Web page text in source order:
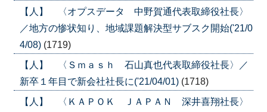
【人】 〈オプスデータ 中野賀通代表取締役社長〉
／地方の惨状知り、地域課題解決型サブスク開始('21/0
4/08) (1719)
【人】 〈Ｓｍａｓｈ 石山真也代表取締役社長〉／
新卒１年目で新会社社長に('21/04/01) (1718)
【人】 〈ＫＡＰＯＫ ＪＡＰＡＮ 深井喜翔社長〉